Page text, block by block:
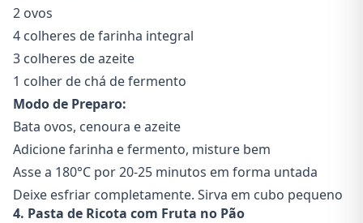
2 ovos
4 colheres de farinha integral
3 colheres de azeite
1 colher de chá de fermento
Modo de Preparo:
Bata ovos, cenoura e azeite
Adicione farinha e fermento, misture bem
Asse a 180°C por 20-25 minutos em forma untada
Deixe esfriar completamente. Sirva em cubo pequeno
4. Pasta de Ricota com Fruta no Pão